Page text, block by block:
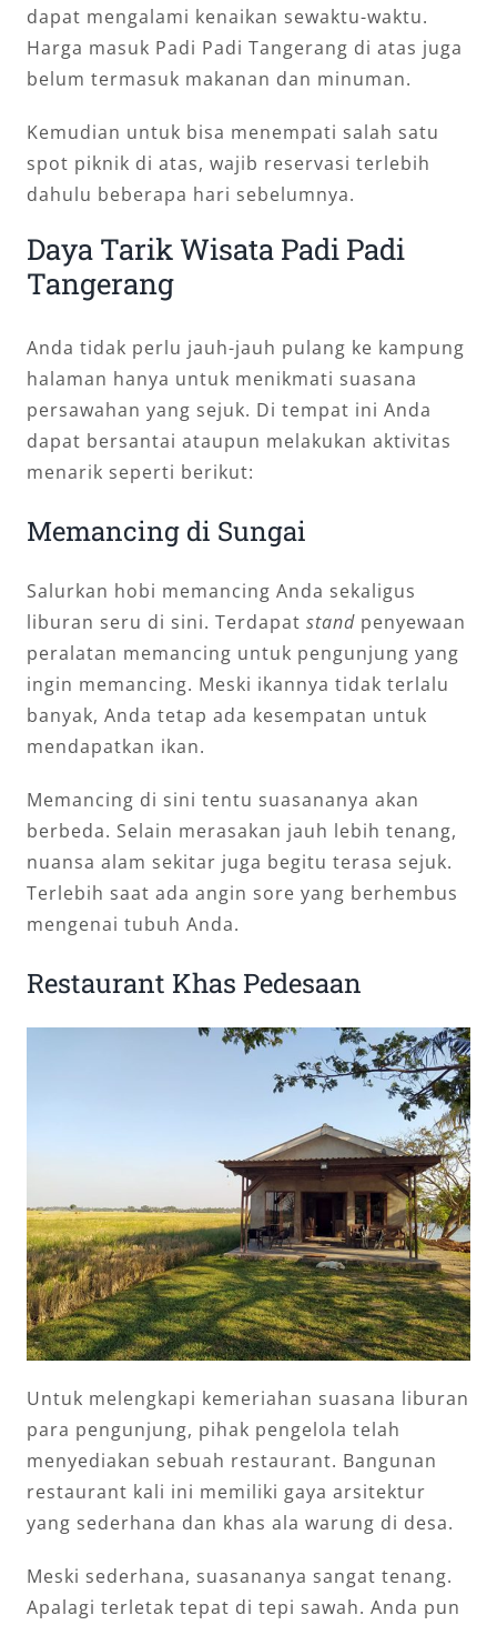
dapat mengalami kenaikan sewaktu-waktu.
Harga masuk Padi Padi Tangerang di atas juga
belum termasuk makanan dan minuman.
Kemudian untuk bisa menempati salah satu
spot piknik di atas, wajib reservasi terlebih
dahulu beberapa hari sebelumnya.
Daya Tarik Wisata Padi Padi
Tangerang
Anda tidak perlu jauh-jauh pulang ke kampung
halaman hanya untuk menikmati suasana
persawahan yang sejuk. Di tempat ini Anda
dapat bersantai ataupun melakukan aktivitas
menarik seperti berikut:
Memancing di Sungai
Salurkan hobi memancing Anda sekaligus
liburan seru di sini. Terdapat standpenyewaan
peralatan memancing untuk pengunjung yang
ingin memancing. Meski ikannya tidak terlalu
banyak, Anda tetap ada kesempatan untuk
mendapatkan ikan.
Memancing di sini tentu suasananya akan
berbeda. Selain merasakan jauh lebih tenang,
nuansa alam sekitar juga begitu terasa sejuk.
Terlebih saat ada angin sore yang berhembus
mengenai tubuh Anda.
Restaurant Khas Pedesaan
Untuk melengkapi kemeriahan suasana liburan
para pengunjung, pihak pengelola telah
menyediakan sebuah restaurant. Bangunan
restaurant kali ini memiliki gaya arsitektur
yang sederhana dan khas ala warung di desa.
Meski sederhana, suasananya sangat tenang.
Apalagi terletak tepat di tepi sawah. Anda pun